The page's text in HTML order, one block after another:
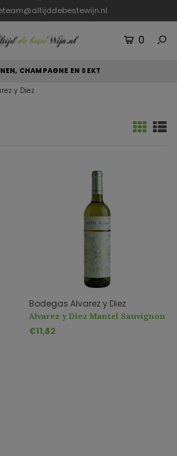
0
CHAMPAGNE EN SEKT
y Diez
Bodegas Alvarez y Diez
Alvarez y Diez Mantel Sauvignon
Blanc
€11,82